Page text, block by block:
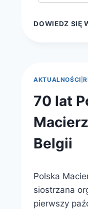
DOWIEDZ SIĘ
AKTUALNOŚCI |
70 lat
Belgii
webmaster
zarząd
Polska
siostrzana
pierwszy